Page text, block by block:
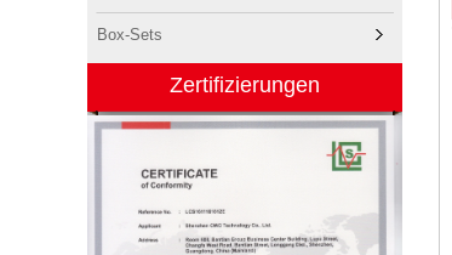
Box-Sets
Zertifizierungen